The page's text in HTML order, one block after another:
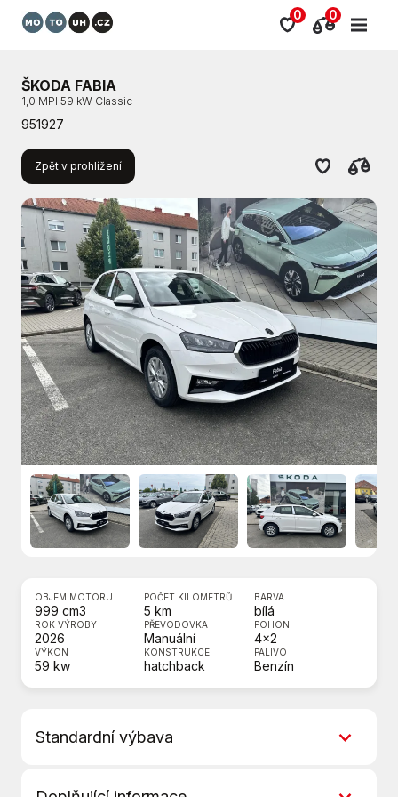
0 0
ŠKODA FABIA
1,0 MPI 59 kW Classic
951927
Zpět v prohlížení
OBJEM MOTORU
999 cm3
POČET KILOMETRŮ
5 km
BARVA
bílá
ROK VÝROBY
2026
PŘEVODOVKA
Manuální
POHON
4x2
VÝKON
59 kw
KONSTRUKCE
hatchback
PALIVO
Benzín
Standardní výbava